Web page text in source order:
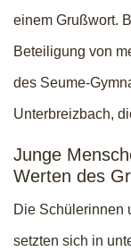
einem Grußwort.
Beteiligung von
des Seume-
Unterbreizbach,
Junge
Werten des
Die Schülerinnen
setzten sich in